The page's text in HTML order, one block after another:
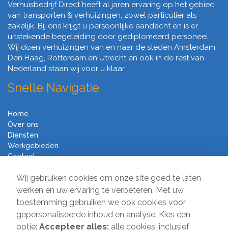
Wij gebruiken cookies om onze site goed te laten
werken en uw ervaring te verbeteren. Met uw
toestemming gebruiken we ook cookies voor
gepersonaliseerde inhoud en analyse. Kies een
optie: Accepteer alles: alle cookies, inclusief
Verhuisbedrijf Direct heeft al jaren ervaring op het gebied
van transporten & verhuizingen, zowel particulier als
zakelijk. Bij ons krijgt u persoonlijke aandacht en is er
uitstekende begeleiding door gediplomeerd personeel.
Wij doen verhuizingen van en naar de steden Amsterdam,
Den Haag, Rotterdam en Utrecht en ook in de rest van
Nederland staan wij voor u klaar.
Snelle Navigatie
Home
Over ons
Diensten
Werkgebieden
Contact
Verhuisbedrijf Direct
Sir Winston Churchilllaan 231
2282 JR Rijswijk